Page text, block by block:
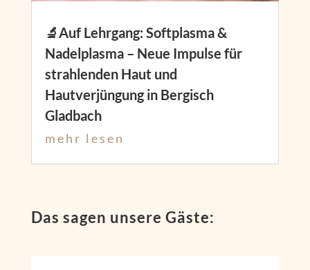
🔬Auf Lehrgang: Softplasma &
Nadelplasma – Neue Impulse für
strahlenden Haut und
Hautverjüngung in Bergisch
Gladbach
mehr lesen
Das sagen unsere Gäste: